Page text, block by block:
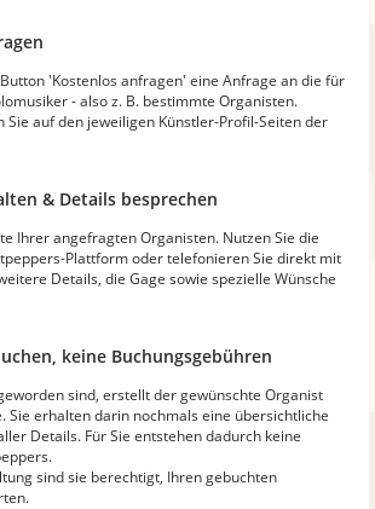
'Kostenlos anfragen' eine Anfrage an die für
- also z. B. bestimmte Organisten.
Sie auf den jeweiligen Künstler-Profil-Seiten der
& Details besprechen
Ihrer angefragten Organisten. Nutzen Sie die
Plattform oder telefonieren Sie direkt mit
Details, die Gage sowie spezielle Wünsche
keine Buchungsgebühren
sind, erstellt der gewünschte Organist
Sie erhalten darin nochmals eine übersichtliche
Details. Für Sie entstehen dadurch keine
sind sie berechtigt, Ihren gebuchten